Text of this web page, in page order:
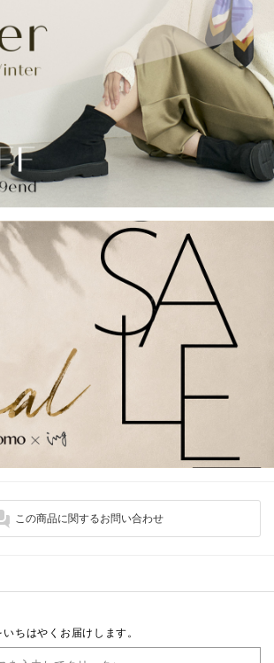
この商品に関するお問い合わせ
ちはやくお届けします。